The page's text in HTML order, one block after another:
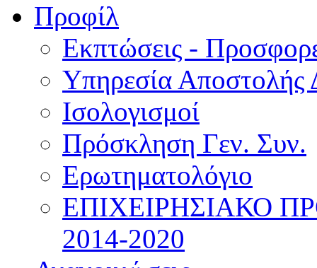
Προφίλ
Εκπτώσεις -
Υπηρεσία Αποστολής
Ισολογισμοί
Πρόσκληση Γεν. Συν.
Ερωτηματολόγιο
ΕΠΙΧΕΙΡΗΣΙΑΚΟ
2014-2020